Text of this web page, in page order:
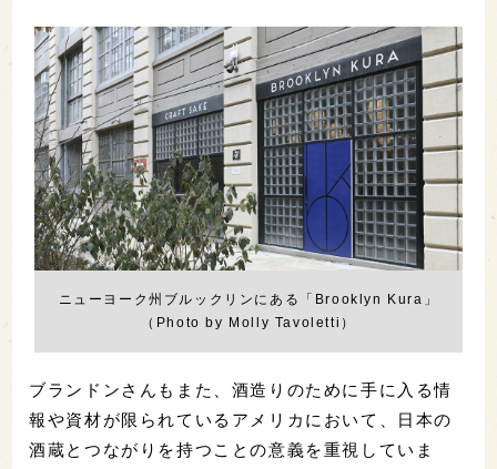
ニューヨーク州ブルックリンにある「Brooklyn Kura」
（Photo by Molly Tavoletti）
ブランドンさんもまた、酒造りのために手に入る情
報や資材が限られているアメリカにおいて、日本の
酒蔵とつながりを持つことの意義を重視していま